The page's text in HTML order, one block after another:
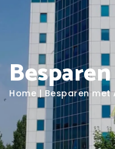
Home | Besparen met